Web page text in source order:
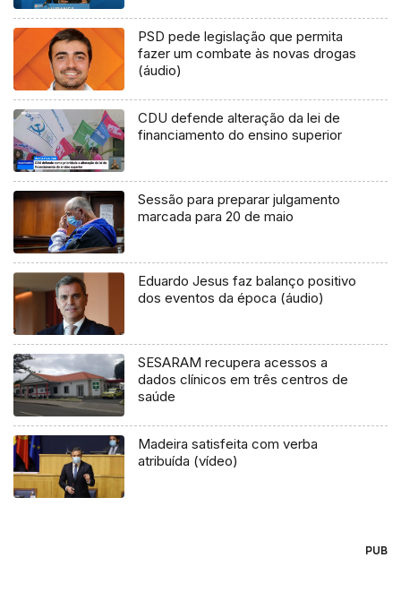
PSD pede legislação que permita
fazer um combate às novas drogas
(áudio)
CDU defende alteração da lei de
financiamento do ensino superior
Sessão para preparar julgamento
marcada para 20 de maio
Eduardo Jesus faz balanço positivo
dos eventos da época (áudio)
SESARAM recupera acessos a
dados clínicos em três centros de
saúde
Madeira satisfeita com verba
atribuída (vídeo)
PUB